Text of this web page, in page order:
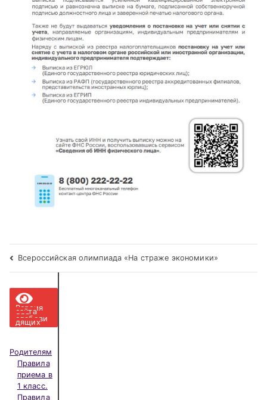
Навигация
по
записям
Всероссийская олимпиада «На страже экономики»
Версия
сайта
для
слабови
дящих
Родителям
Правила
приема в
1 класс.
Правила